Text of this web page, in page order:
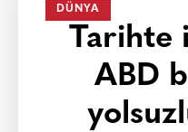
DÜNYA
Tarihte
ABD